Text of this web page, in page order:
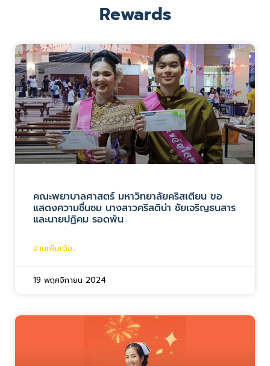
Rewards
คณะพยาบาลศาสตร์ มหาวิทยาลัยคริสเตียน ขอ
แสดงความชื่นชม นางสาวคริสติน่า ชัยเจริญธนสาร
และนายปฏิคม รอดพ้น
อ่านเพิ่มเติม...
19 พฤศจิกายน 2024